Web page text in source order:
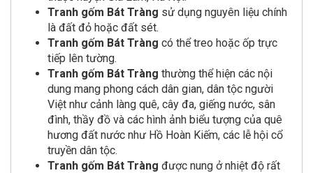
Tranh gốm Bát Tràng sử dụng nguyên liệu chính
là đất đỏ hoặc đất sét.
Tranh gốm Bát Tràng có thể treo hoặc ốp trực
tiếp lên tường.
Tranh gốm Bát Tràng thường thể hiện các nội
dung mang phong cách dân gian, dân tộc người
Việt như cảnh làng quê, cây đa, giếng nước, sân
đình, thầy đồ và các hình ảnh biểu tượng của quê
hương đất nước như Hồ Hoàn Kiếm, các lễ hội cổ
truyền dân tộc.
Tranh gốm Bát Tràng được nung ở nhiệt độ rất